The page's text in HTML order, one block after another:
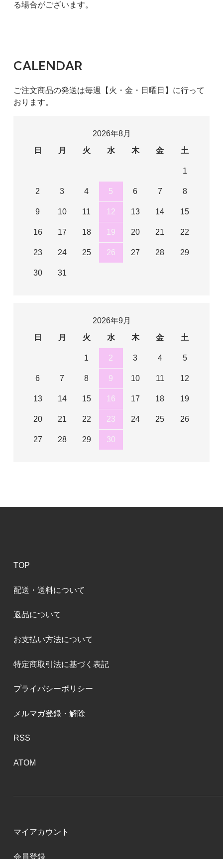
る場合がございます。
CALENDAR
ご注文商品の発送は毎週【火・金・日曜日】に行って
おります。
2026年8月
日
月 火 水 木 金 土
1
2 3 4 5 6 7 8
9 10 11 12 13 14 15
16 17 18 19 20 21 22
23 24 25 26 27 28 29
30 31
2026年9月
日
月 火 水 木 金 土
1 2 3 4 5
6 7 8 9 10 11 12
13 14 15 16 17 18 19
20 21 22 23 24 25 26
27 28 29 30
TOP
配送・送料について
返品について
お支払い方法について
特定商取引法に基づく表記
プライバシーポリシー
メルマガ登録・解除
RSS
ATOM
マイアカウント
会員登録